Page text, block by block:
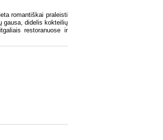
romantiškai praleisti
gausa, didelis kokteilių
restoranuose ir